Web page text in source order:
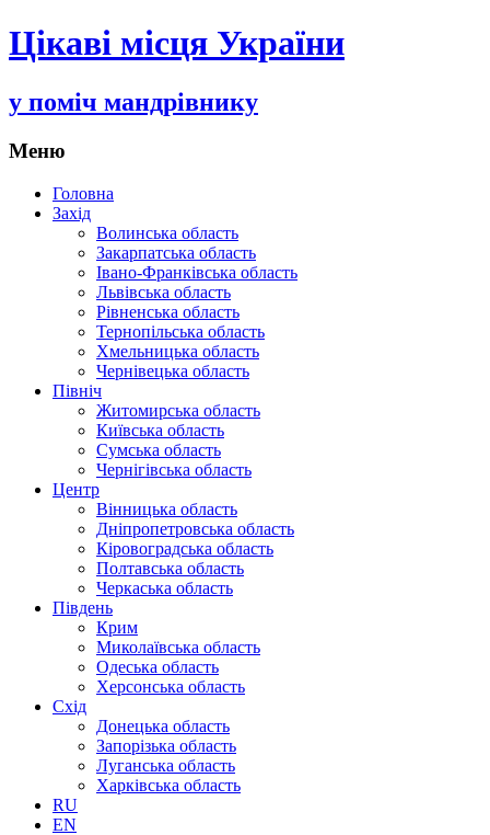
Цікаві місця України
у поміч мандрівнику
Меню
Переміститись
Головна
Захід
Волинська область
Закарпатська область
Івано-Франківська область
Львівська область
Рівненська область
Тернопільська область
Хмельницька область
Чернівецька область
Північ
Житомирська область
Київська область
Сумська область
Чернігівська область
Центр
Вінницька область
Дніпропетровська область
Кіровоградська область
Полтавська область
Черкаська область
Південь
Крим
Миколаївська область
Одеська область
Херсонська область
Схід
Донецька область
Запорізька область
Луганська область
Харківська область
RU
EN